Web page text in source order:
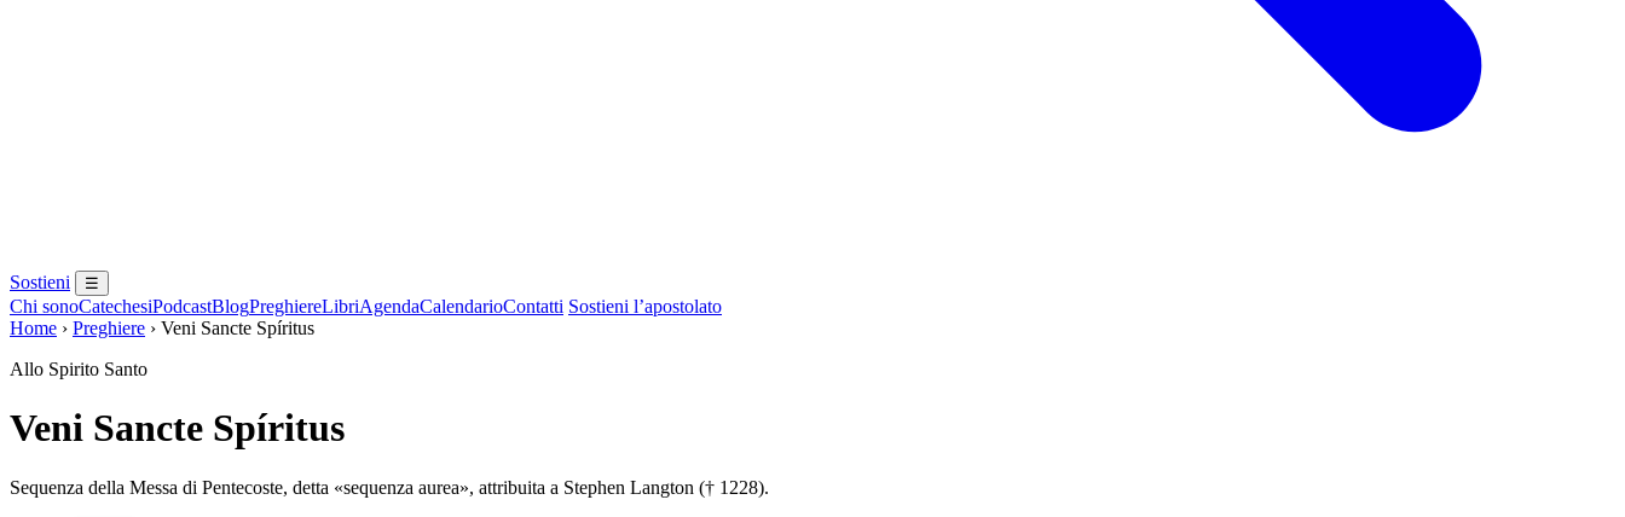
Sostieni ☰
Chi sonoCatechesiPodcastBlogPreghiereLibriAgendaCalendarioContatti Sostieni l’apostolato
Home › Preghiere › Veni Sancte Spíritus
Allo Spirito Santo
Veni Sancte Spíritus
Sequenza della Messa di Pentecoste, detta «sequenza aurea», attribuita a Stephen Langton († 1228).